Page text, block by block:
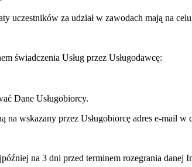
uczestników za udział w zawodach mają na
świadczenia Usług przez Usługodawcę:
Dane Usługobiorcy.
wskazany przez Usługobiorcę adres e-mail
na 3 dni przed terminem rozegrania danej